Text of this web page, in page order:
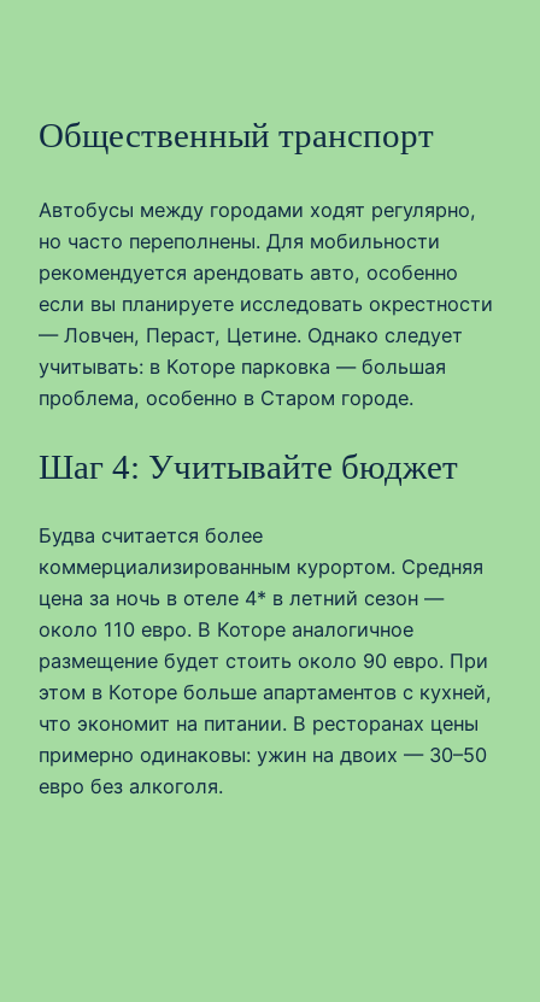
Общественный транспорт
Автобусы между городами ходят регулярно,
но часто переполнены. Для мобильности
рекомендуется арендовать авто, особенно
если вы планируете исследовать окрестности
— Ловчен, Пераст, Цетине. Однако следует
учитывать: в Которе парковка — большая
проблема, особенно в Старом городе.
Шаг 4: Учитывайте бюджет
Будва считается более
коммерциализированным курортом. Средняя
цена за ночь в отеле 4* в летний сезон —
около 110 евро. В Которе аналогичное
размещение будет стоить около 90 евро. При
этом в Которе больше апартаментов с кухней,
что экономит на питании. В ресторанах цены
примерно одинаковы: ужин на двоих — 30–50
евро без алкоголя.